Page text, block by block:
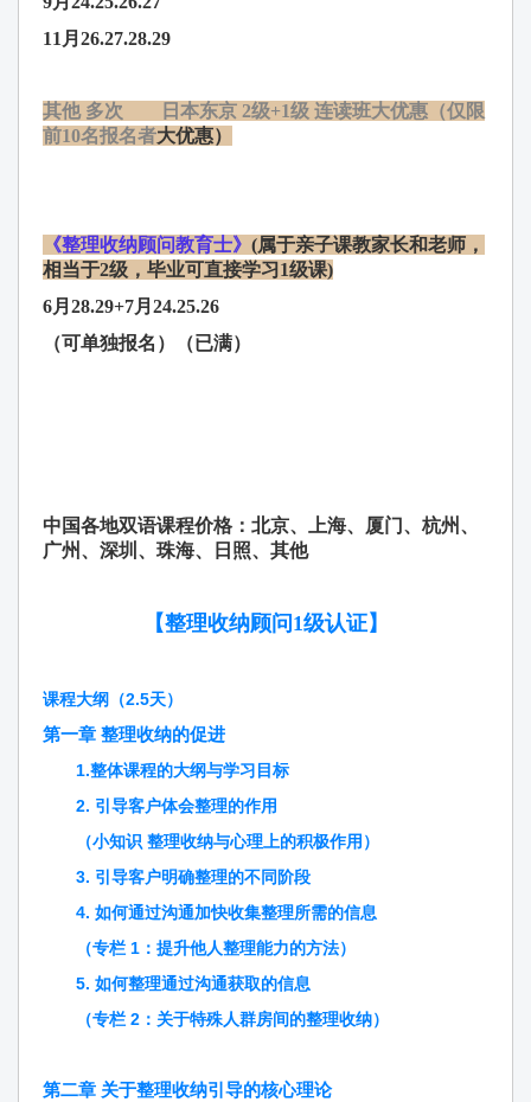
11月26.27.28.29
其他 多次 日本东京 2级+1级 连读班大优惠（仅限
前10名报名者大优惠）
《整理收纳顾问教育士》 (属于亲子课教家长和老师，
相当于2级，毕业可直接学习1级课)
6月28.29+7月24.25.26
（可单独报名）（已满）
中国各地双语课程价格：北京、上海、厦门、杭州、
广州、深圳、珠海、日照、其他
【整理收纳顾问1级认证】
课程大纲（2.5天）
第一章 整理收纳的促进
1.整体课程的大纲与学习目标
2. 引导客户体会整理的作用
（小知识 整理收纳与心理上的积极作用）
3. 引导客户明确整理的不同阶段
4. 如何通过沟通加快收集整理所需的信息
（专栏 1：提升他人整理能力的方法）
5. 如何整理通过沟通获取的信息
（专栏 2：关于特殊人群房间的整理收纳）
第二章 关于整理收纳引导的核心理论